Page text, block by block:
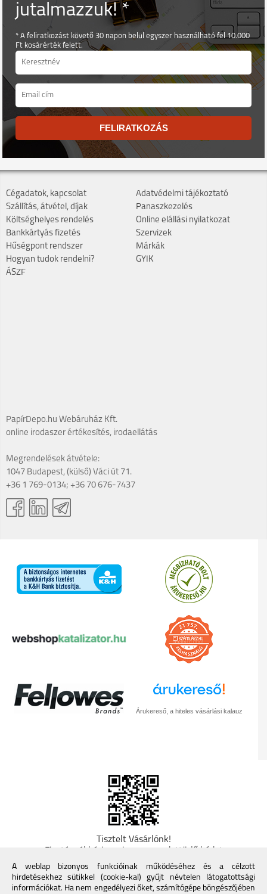
jutalmazzuk! *
* A feliratkozást követő 30 napon belül egyszer használható fel 10.000
Ft kosárérték felett.
FELIRATKOZÁS
Cégadatok, kapcsolat
Szállítás, átvétel, díjak
Költséghelyes rendelés
Bankkártyás fizetés
Hűségpont rendszer
Hogyan tudok rendelni?
ÁSZF
Adatvédelmi tájékoztató
Panaszkezelés
Online elállási nyilatkozat
Szervizek
Márkák
GYIK
PapírDepo.hu Webáruház Kft.
online irodaszer értékesítés, irodaellátás
Megrendelések átvétele:
1047 Budapest, (külső) Váci út 71.
+36 1 769-0134; +36 70 676-7437
Árukereső, a hiteles vásárlási kalauz
Tisztelt Vásárlónk!
Fizetésnél kérje az ingyenes adattörlő kódot
adatainak biztonsága érdekében! A Kormány
döntése alapján a kereskedő minden tartós
adathordozó termék vásárlásakor köteles ingyenes
A weblap bizonyos funkcióinak működéséhez és a célzott
hirdetésekhez sütikkel (cookie-kal) gyűjt névtelen látogatottsági
információkat. Ha nem engedélyezi őket, számítógépe böngészőjében